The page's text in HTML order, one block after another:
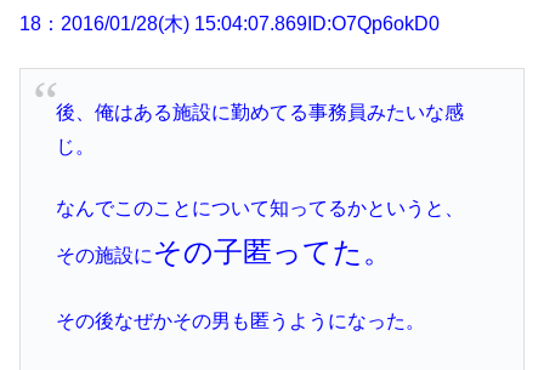
18：2016/01/28(木) 15:04:07.869ID:O7Qp6okD0
後、俺はある施設に勤めてる事務員みたいな感
じ。
なんでこのことについて知ってるかというと、
その施設に その子匿ってた。
その後なぜかその男も匿うようになった。